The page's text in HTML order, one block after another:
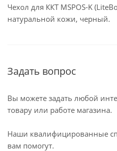
Чехол для ККТ MSPOS-K
натуральной кожи, черный.
Задать вопрос
Вы можете задать любой
товару или работе магазина.
Наши квалифицированные
вам помогут.